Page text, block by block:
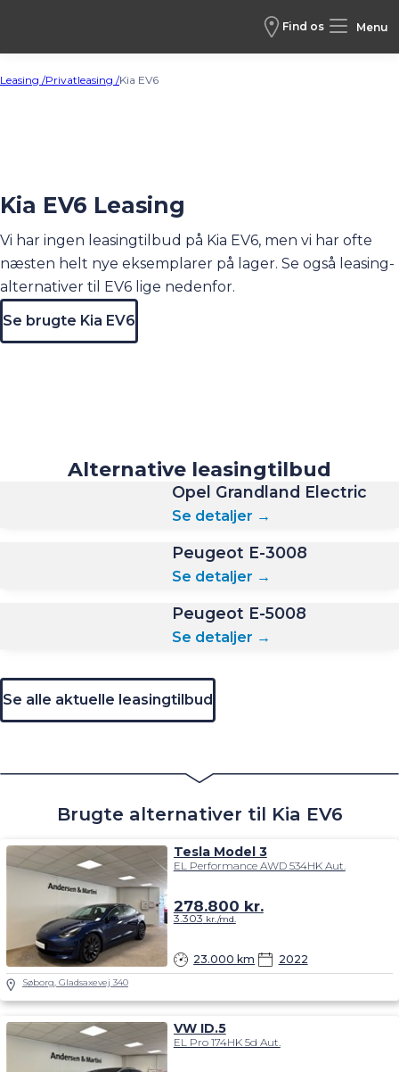
Find os Menu
Leasing /Privatleasing /Kia EV6
Kia EV6 Leasing
Vi har ingen leasingtilbud på Kia EV6, men vi har ofte
næsten helt nye eksemplarer på lager. Se også leasing-
alternativer til EV6 lige nedenfor.
Se brugte Kia EV6
Alternative leasingtilbud
Opel Grandland Electric
Se detaljer →
Peugeot E-3008
Se detaljer →
Peugeot E-5008
Se detaljer →
Se alle aktuelle leasingtilbud
Brugte alternativer til Kia EV6
Tesla Model 3
EL Performance AWD 534HK Aut.
23.000 km 2022
278.800 kr.
3.303 kr./md.
Søborg, Gladsaxevej 340
VW ID.5
EL Pro 174HK 5d Aut.